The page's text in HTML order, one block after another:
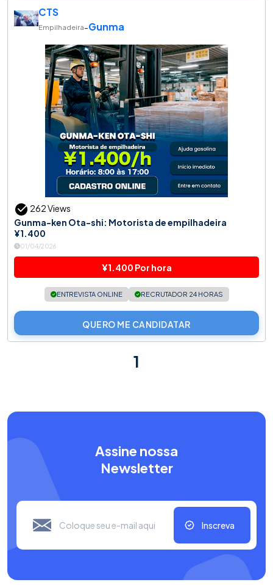
CTS
Empilhadeira-Gunma
262 Views
Gunma-ken Ota-shi: Motorista de empilhadeira
¥1.400
01/04/2026
¥1.400 Por hora
ENTREVISTA ONLINE RECRUTADOR 24 HORAS
QUERO ME CANDIDATAR
1
Assine nossa
Newsletter
Inscreva